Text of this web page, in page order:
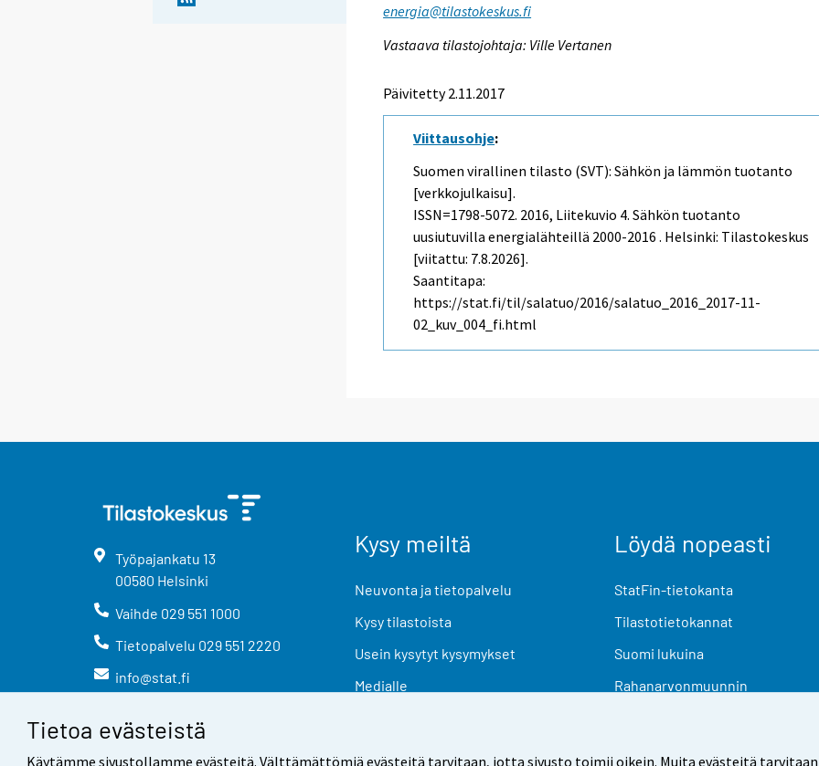
Tietoa evästeistä
Käytämme sivustollamme evästeitä. Välttämättömiä evästeitä tarvitaan, jotta sivusto toimii oikein. Muita evästeitä
energia@tilastokeskus.fi
Vastaava tilastojohtaja: Ville Vertanen
Päivitetty 2.11.2017
Viittausohje:
Suomen virallinen tilasto (SVT): Sähkön ja lämmön tuotanto
[verkkojulkaisu].
ISSN=1798-5072. 2016, Liitekuvio 4. Sähkön tuotanto
uusiutuvilla energialähteillä 2000-2016 . Helsinki: Tilastokeskus
[viitattu: 7.8.2026].
Saantitapa:
https://stat.fi/til/salatuo/2016/salatuo_2016_2017-11-
02_kuv_004_fi.html
Työpajankatu 13
00580 Helsinki
Vaihde 029 551 1000
Tietopalvelu 029 551 2220
info@stat.fi
Kysy meiltä
Neuvonta ja tietopalvelu
Kysy tilastoista
Usein kysytyt kysymykset
Medialle
Löydä nopeasti
StatFin-tietokanta
Tilastotietokannat
Suomi lukuina
Rahanarvonmuunnin